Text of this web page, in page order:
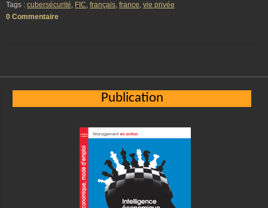
Tags : cubersécurité, FIC, français, france, vie privée
0 Commentaire
Publication